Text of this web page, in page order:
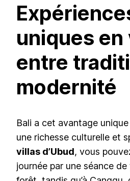
uniques en
entre
modernité
Bali a cet avantage unique
une richesse culturelle et
villas d’Ubud, vous
journée par une séance